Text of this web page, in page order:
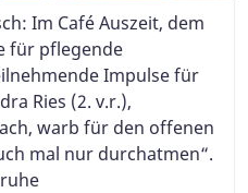
Im Café Auszeit, dem
für pflegende
Impulse für
Ries (2. v.r.),
warb für den offenen
mal nur durchatmen“.